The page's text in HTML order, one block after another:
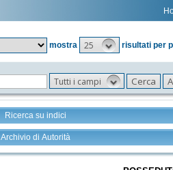
mostra
25 risultati per
Tutti i campi
Ricerca su indici
Archivio di Autorità